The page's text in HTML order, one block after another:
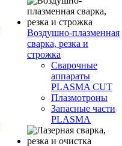
Воздушно-плазменная
сварка, резка и
строжка
Сварочные
аппараты
PLASMA CUT
Плазмотроны
Запасные части
PLASMA